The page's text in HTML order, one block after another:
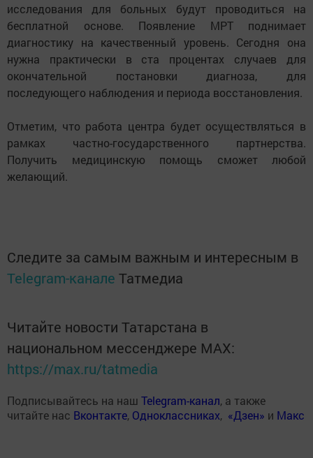
исследования для больных будут проводиться на
бесплатной основе. Появление МРТ поднимает
диагностику на качественный уровень. Сегодня она
нужна практически в ста процентах случаев для
окончательной постановки диагноза, для
последующего наблюдения и периода восстановления.
Отметим, что работа центра будет осуществляться в
рамках частно-государственного партнерства.
Получить медицинскую помощь сможет любой
желающий.
Следите за самым важным и интересным в
Telegram-канале Татмедиа
Читайте новости Татарстана в
национальном мессенджере MАХ:
https://max.ru/tatmedia
Подписывайтесь на наш Telegram-канал, а также
читайте нас Вконтакте, Одноклассниках, «Дзен» и Макс